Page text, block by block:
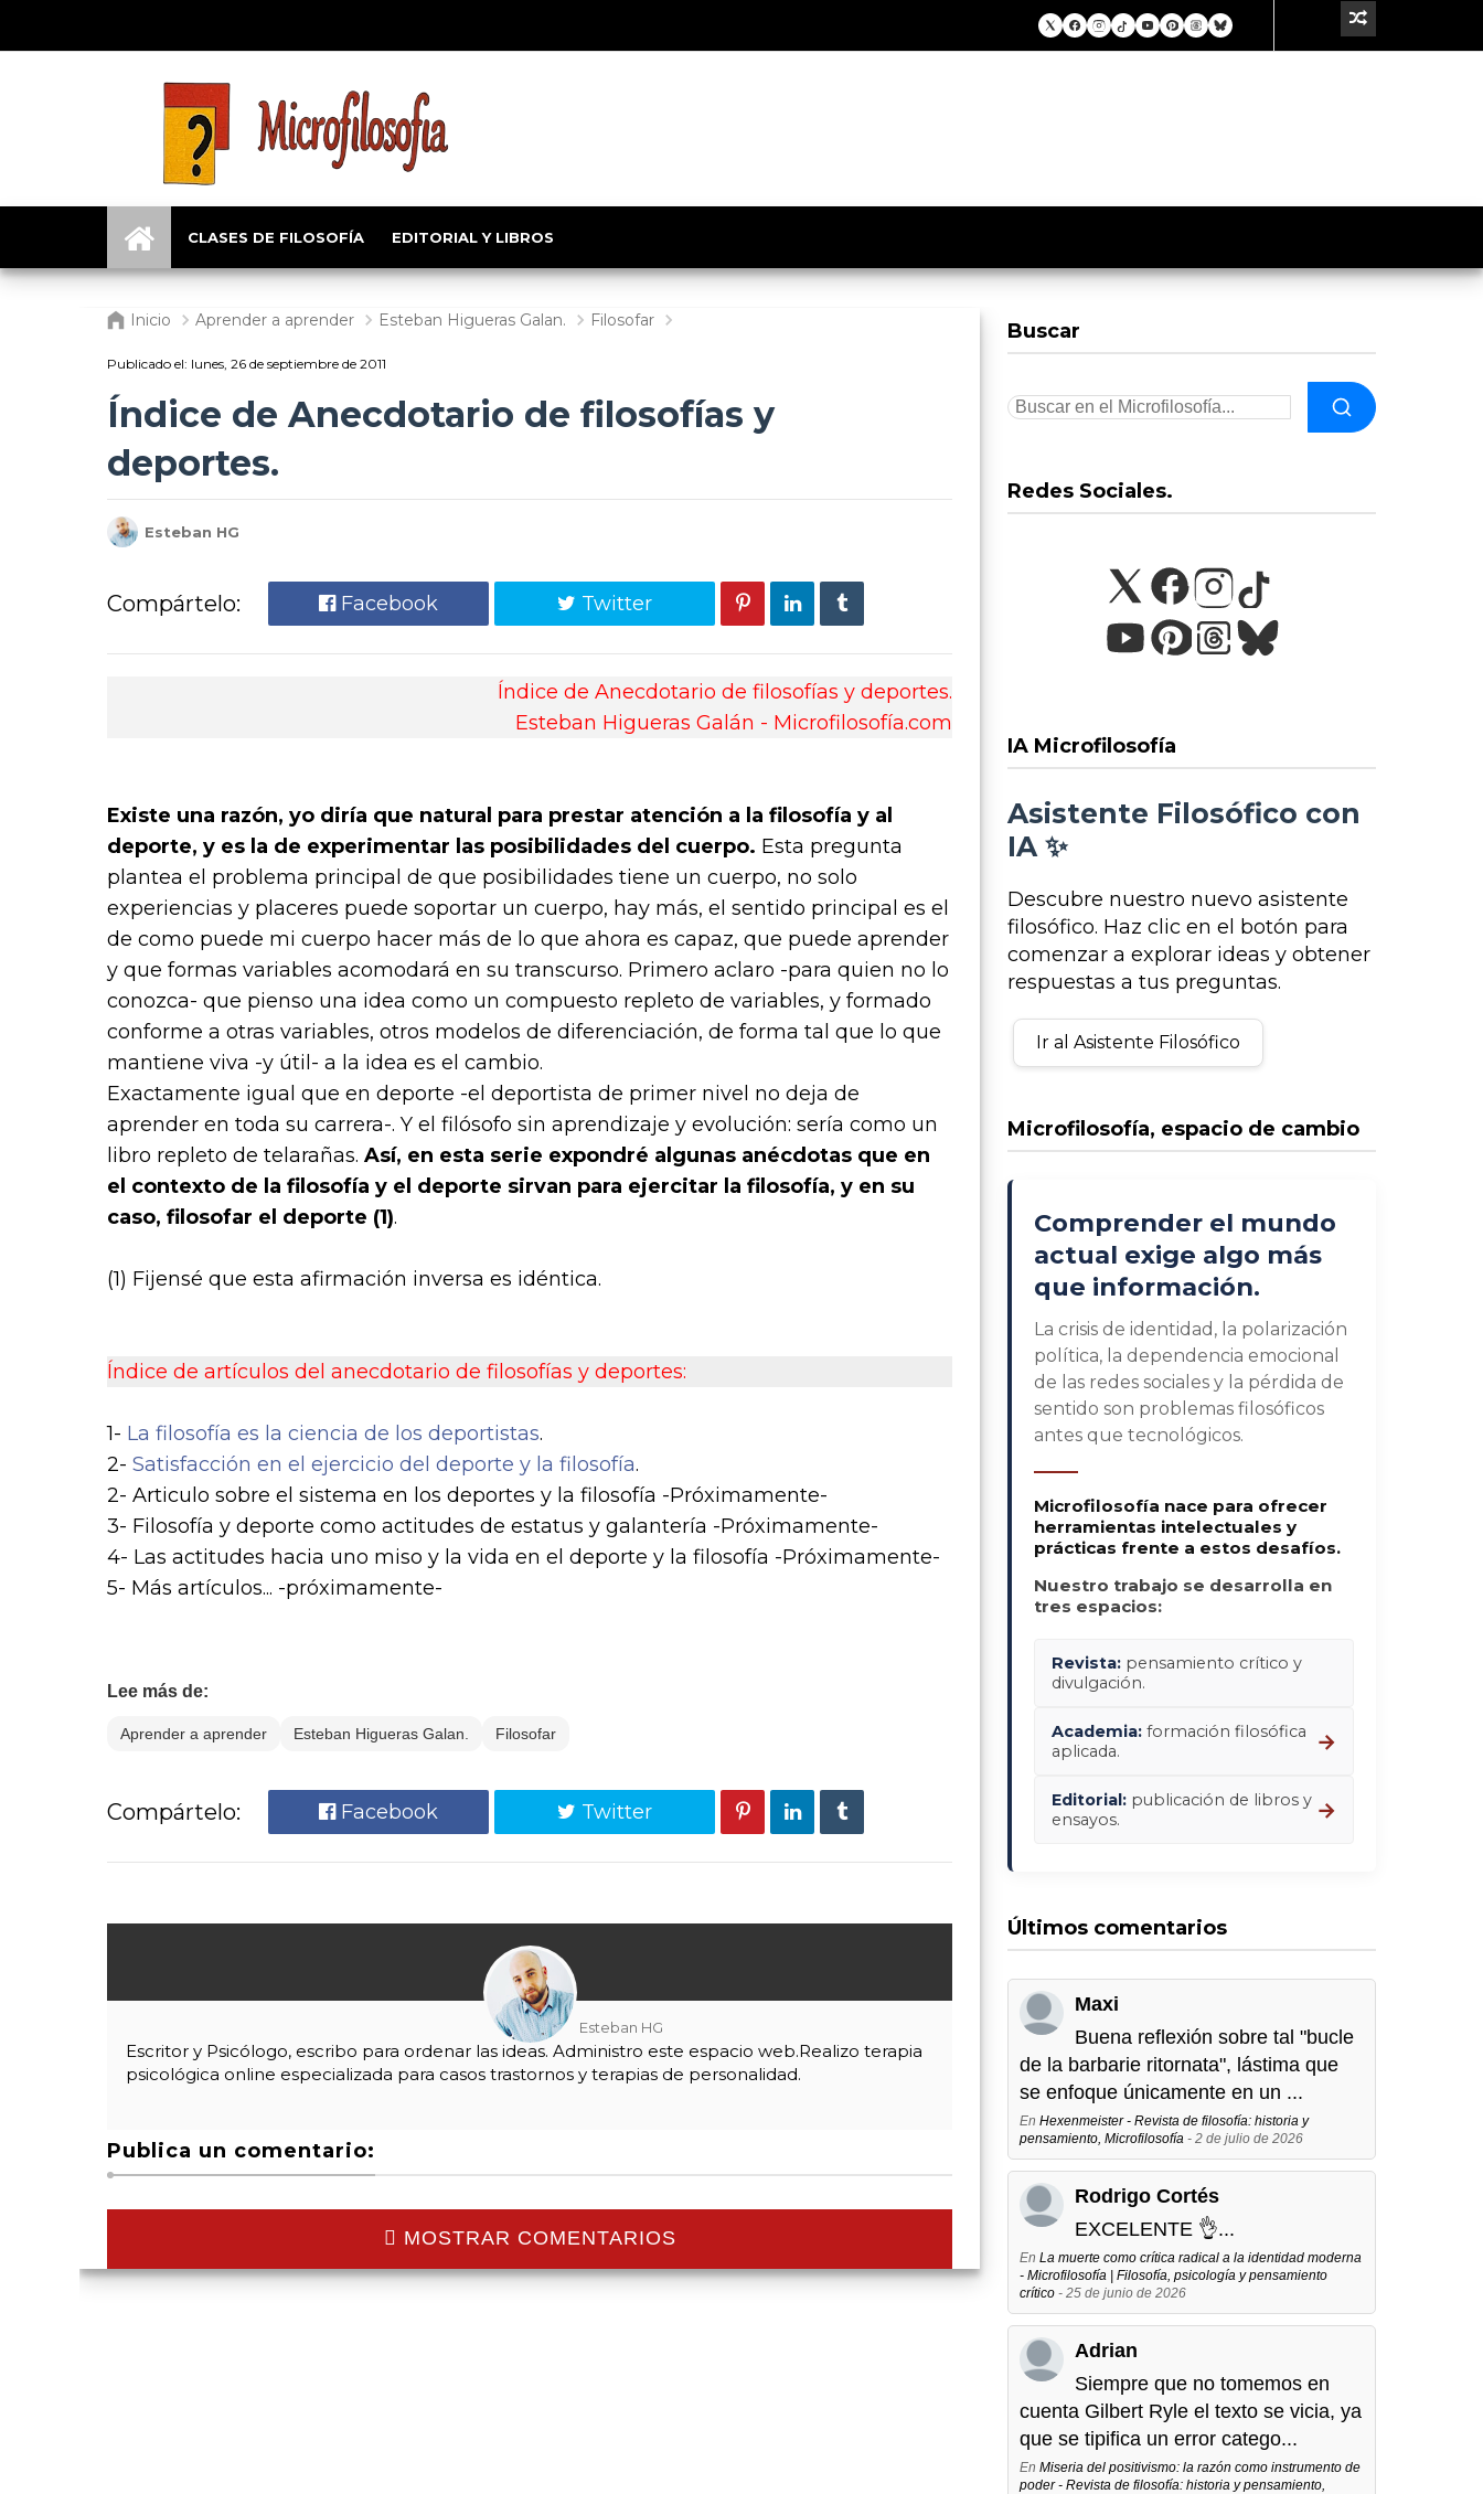
CLASES DE FILOSOFÍA EDITORIAL Y LIBROS
Inicio Aprender a aprender Esteban Higueras Galan. Filosofar
Publicado el: lunes, 26 de septiembre de 2011
Índice de Anecdotario de filosofías y
deportes.
Esteban HG
Compártelo: Facebook Twitter
Índice de Anecdotario de filosofías y deportes.
Esteban Higueras Galán - Microfilosofía.com
Existe una razón, yo diría que natural para prestar atención a la filosofía y al
deporte, y es la de experimentar las posibilidades del cuerpo. Esta pregunta
plantea el problema principal de que posibilidades tiene un cuerpo, no solo
experiencias y placeres puede soportar un cuerpo, hay más, el sentido principal es el
de como puede mi cuerpo hacer más de lo que ahora es capaz, que puede aprender
y que formas variables acomodará en su transcurso. Primero aclaro -para quien no lo
conozca- que pienso una idea como un compuesto repleto de variables, y formado
conforme a otras variables, otros modelos de diferenciación, de forma tal que lo que
mantiene viva -y útil- a la idea es el cambio.
Exactamente igual que en deporte -el deportista de primer nivel no deja de
aprender en toda su carrera-. Y el filósofo sin aprendizaje y evolución: sería como un
libro repleto de telarañas. Así, en esta serie expondré algunas anécdotas que en
el contexto de la filosofía y el deporte sirvan para ejercitar la filosofía, y en su
caso, filosofar el deporte (1).
(1) Fijensé que esta afirmación inversa es idéntica.
Índice de artículos del anecdotario de filosofías y deportes:
1- La filosofía es la ciencia de los deportistas.
2- Satisfacción en el ejercicio del deporte y la filosofía.
2- Articulo sobre el sistema en los deportes y la filosofía -Próximamente-
3- Filosofía y deporte como actitudes de estatus y galantería -Próximamente-
4- Las actitudes hacia uno miso y la vida en el deporte y la filosofía -Próximamente-
5- Más artículos... -próximamente-
Lee más de:
Aprender a aprender Esteban Higueras Galan. Filosofar
Compártelo: Facebook Twitter
Esteban HG
Escritor y Psicólogo, escribo para ordenar las ideas. Administro este espacio web.Realizo terapia
psicológica online especializada para casos trastornos y terapias de personalidad.
Publica un comentario:
MOSTRAR COMENTARIOS
Buscar
Redes Sociales.
IA Microfilosofía
Asistente Filosófico con
IA ✨
Descubre nuestro nuevo asistente
filosófico. Haz clic en el botón para
comenzar a explorar ideas y obtener
respuestas a tus preguntas.
Ir al Asistente Filosófico
Microfilosofía, espacio de cambio
Comprender el mundo
actual exige algo más
que información.
La crisis de identidad, la polarización
política, la dependencia emocional
de las redes sociales y la pérdida de
sentido son problemas filosóficos
antes que tecnológicos.
Microfilosofía nace para ofrecer
herramientas intelectuales y
prácticas frente a estos desafíos.
Nuestro trabajo se desarrolla en
tres espacios:
Revista: pensamiento crítico y
divulgación.
Academia: formación filosófica
aplicada.
→
Editorial: publicación de libros y
ensayos.
→
Últimos comentarios
Maxi
Buena reflexión sobre tal "bucle
de la barbarie ritornata", lástima que
se enfoque únicamente en un ...
En Hexenmeister - Revista de filosofía: historia y
pensamiento, Microfilosofía - 2 de julio de 2026
Rodrigo Cortés
EXCELENTE 👌...
En La muerte como crítica radical a la identidad moderna
- Microfilosofía | Filosofía, psicología y pensamiento
crítico - 25 de junio de 2026
Adrian
Siempre que no tomemos en
cuenta Gilbert Ryle el texto se vicia, ya
que se tipifica un error catego...
En Miseria del positivismo: la razón como instrumento de
poder - Revista de filosofía: historia y pensamiento,